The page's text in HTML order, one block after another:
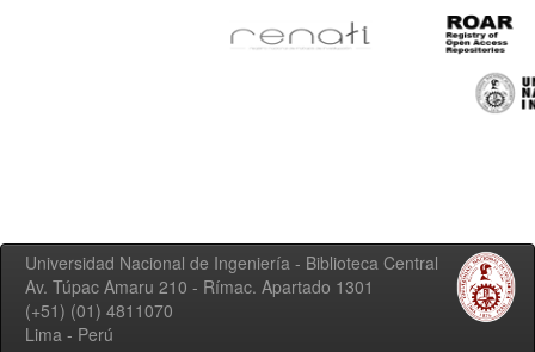
Universidad Nacional de Ingeniería - Biblioteca Central
Av. Túpac Amaru 210 - Rímac. Apartado 1301
(+51) (01) 4811070
Lima - Perú